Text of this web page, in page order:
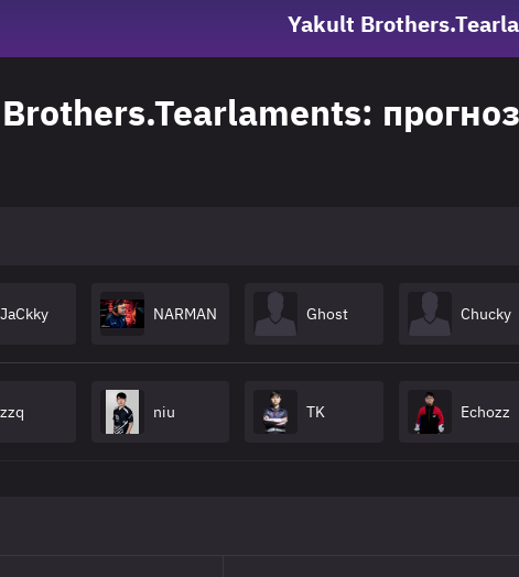
Yakult
JaCkky NARMAN Ghost Chucky
zzq niu TK Echozz